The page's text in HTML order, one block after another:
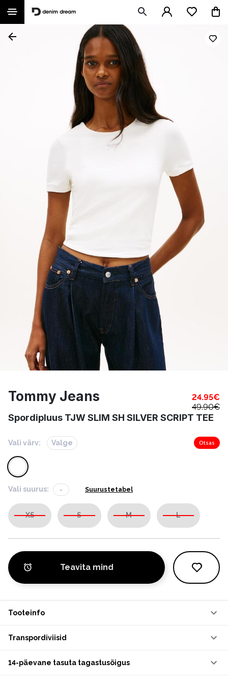
Tommy Jeans 24.95€
49.90€
Spordipluus TJW SLIM SH SILVER SCRIPT TEE
Vali värv: Valge Otsas
Vali suurus: - Suurustetabel
XS S M L
Teavita mind
Tooteinfo
Transpordiviisid
14-päevane tasuta tagastusõigus